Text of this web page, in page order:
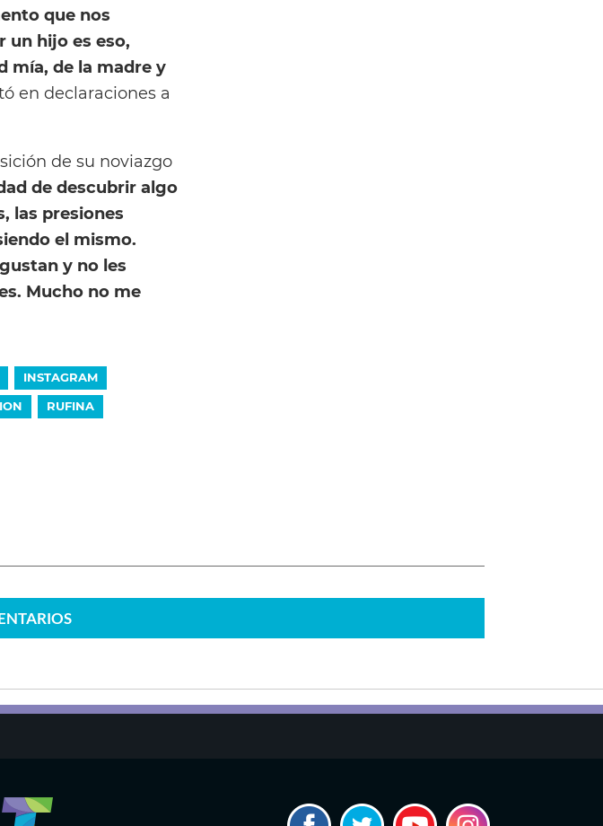
que nos
un hijo es eso,
mía, de la madre y
en declaraciones a
de su noviazgo
de descubrir algo
las presiones
el mismo.
y no les
Mucho no me
INSTAGRAM
RUFINA